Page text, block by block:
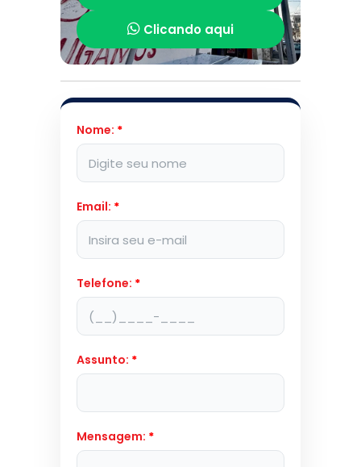
Clicando aqui
Nome: *
Email: *
Telefone: *
Assunto: *
Mensagem: *